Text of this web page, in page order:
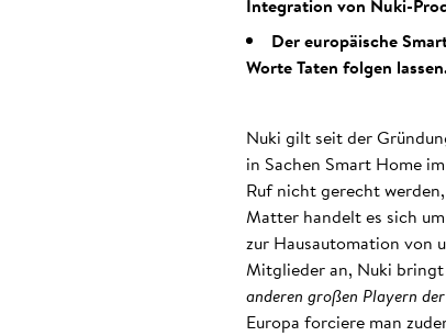
Integration von Nuki-
Der europäische
Worte Taten folgen
Nuki gilt seit der
in Sachen Smart Home
Ruf nicht gerecht
Matter handelt es sich
zur Hausautomation von
Mitglieder an, Nuki
anderen großen Playern
Europa forciere man